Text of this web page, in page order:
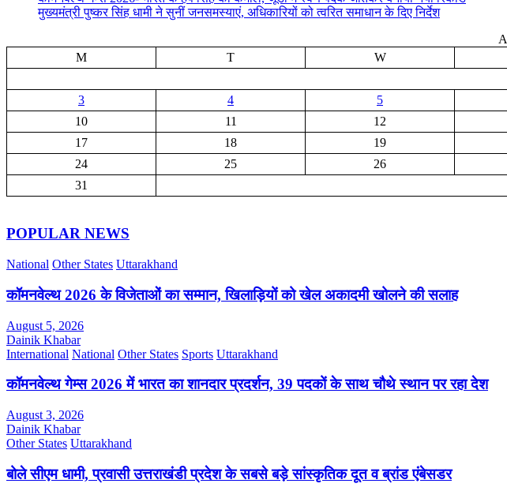
मुख्यमंत्री पुष्कर सिंह धामी ने सुनीं जनसमस्याएं, अधिकारियों को त्वरित समाधान के दिए निर्देश
M
T W
3
4 5
10
11 12
17
18 19
24
25 26
31
POPULAR NEWS
National Other States Uttarakhand
कॉमनवेल्थ 2026 के विजेताओं का सम्मान, खिलाड़ियों को खेल अकादमी खोलने की सलाह
August 5, 2026
Dainik Khabar
International National Other States Sports Uttarakhand
कॉमनवेल्थ गेम्स 2026 में भारत का शानदार प्रदर्शन, 39 पदकों के साथ चौथे स्थान पर रहा देश
August 3, 2026
Dainik Khabar
Other States Uttarakhand
बोले सीएम धामी, प्रवासी उत्तराखंडी प्रदेश के सबसे बड़े सांस्कृतिक दूत व ब्रांड एंबेसडर